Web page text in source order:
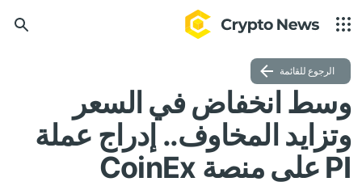
الرجوع للقائمة
وسط انخفاض في السعر
وتزايد المخاوف.. إدراج عملة
PI على منصة CoinEx